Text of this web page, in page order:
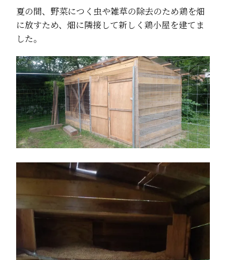
夏の間、野菜につく虫や雑草の除去のため鶏を畑
に放すため、畑に隣接して新しく鶏小屋を建てま
した。